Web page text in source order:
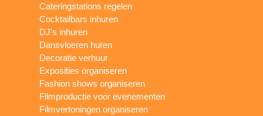
Cateringstations regelen
Cocktailbars inhuren
DJ's inhuren
Dansvloeren huren
Decoratie verhuur
Exposities organiseren
Fashion shows organiseren
Filmproductie voor evenementen
Filmvertoningen organiseren